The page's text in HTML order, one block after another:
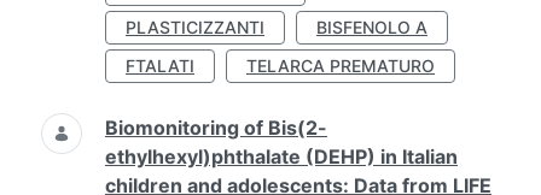
PLASTICIZZANTI
BISFENOLO A
FTALATI
TELARCA PREMATURO
Biomonitoring of Bis(2-
ethylhexyl)phthalate (DEHP) in Italian
children and adolescents: Data from LIFE